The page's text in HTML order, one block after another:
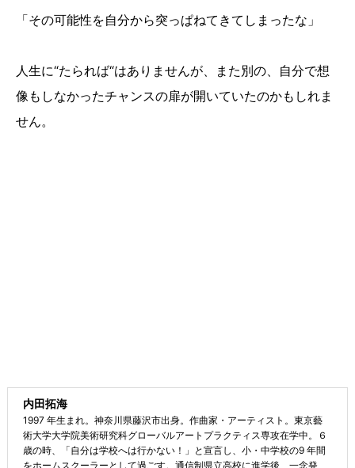
「その可能性を自分から突っぱねてきてしまったな」
人生に“たられば“はありませんが、また別の、自分で想
像もしなかったチャンスの扉が開いていたのかもしれま
せん。
内田拓海
1997 年生まれ。神奈川県藤沢市出身。作曲家・アーティスト。東京藝
術大学大学院美術研究科グローバルアートプラクティス専攻在学中。６
歳の時、「自分は学校へは行かない！」と宣言し、小・中学校の9 年間
をホームスクーラーとして過ごす。通信制県立高校に進学後、一念発